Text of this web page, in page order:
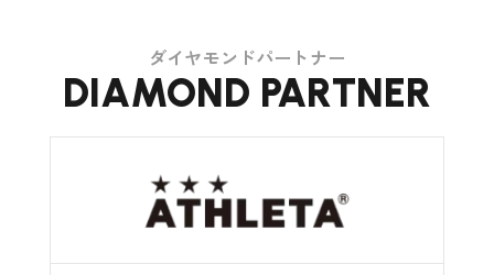
ダイヤモンドパートナー
DIAMOND PARTNER